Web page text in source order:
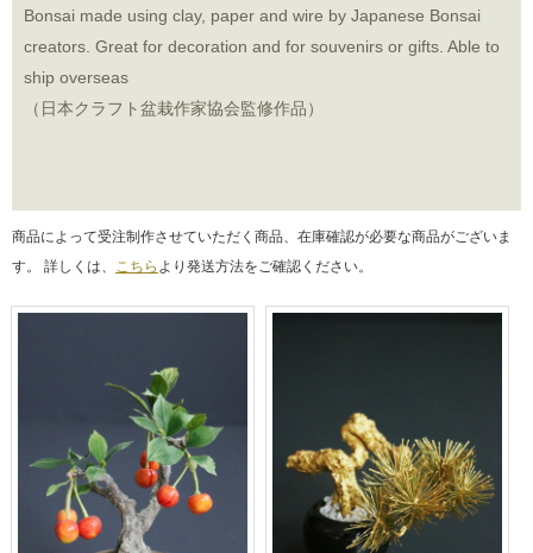
Bonsai made using clay, paper and wire by Japanese Bonsai
creators. Great for decoration and for souvenirs or gifts. Able to
ship overseas
（日本クラフト盆栽作家協会監修作品）
商品によって受注制作させていただく商品、在庫確認が必要な商品がございま
す。 詳しくは、 こちら より発送方法をご確認ください。